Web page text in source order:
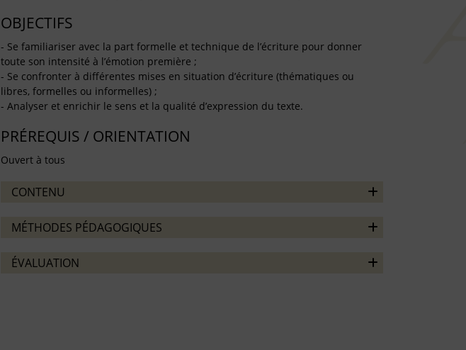
OBJECTIFS
- Se familiariser avec la part formelle et technique de l’écriture pour donner
toute son intensité à l’émotion première ;
- Se confronter à différentes mises en situation d’écriture (thématiques ou
libres, formelles ou informelles) ;
- Analyser et enrichir le sens et la qualité d’expression du texte.
PRÉREQUIS / ORIENTATION
Ouvert à tous
CONTENU
MÉTHODES PÉDAGOGIQUES
ÉVALUATION